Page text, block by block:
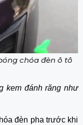
chóa đèn ô tô
kem đánh răng như
đèn pha trước khi